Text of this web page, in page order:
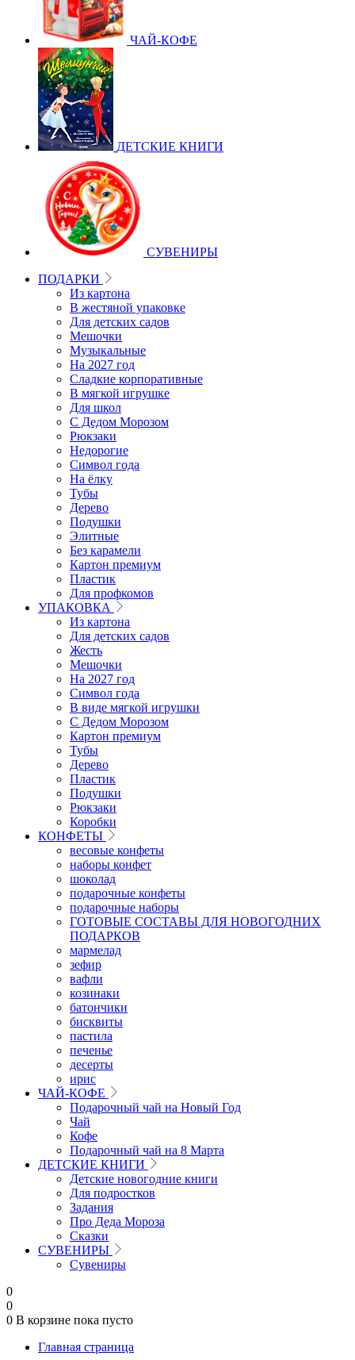
ЧАЙ-КОФЕ
ДЕТСКИЕ КНИГИ
СУВЕНИРЫ
ПОДАРКИ
Из картона
В жестяной упаковке
Для детских садов
Мешочки
Музыкальные
На 2027 год
Сладкие корпоративные
В мягкой игрушке
Для школ
С Дедом Морозом
Рюкзаки
Недорогие
Символ года
На ёлку
Тубы
Дерево
Подушки
Элитные
Без карамели
Картон премиум
Пластик
Для профкомов
УПАКОВКА
Из картона
Для детских садов
Жесть
Мешочки
На 2027 год
Символ года
В виде мягкой игрушки
С Дедом Морозом
Картон премиум
Тубы
Дерево
Пластик
Подушки
Рюкзаки
Коробки
КОНФЕТЫ
весовые конфеты
наборы конфет
шоколад
подарочные конфеты
подарочные наборы
ГОТОВЫЕ СОСТАВЫ ДЛЯ НОВОГОДНИХ
ПОДАРКОВ
мармелад
зефир
вафли
козинаки
батончики
бисквиты
пастила
печенье
десерты
ирис
ЧАЙ-КОФЕ
Подарочный чай на Новый Год
Чай
Кофе
Подарочный чай на 8 Марта
ДЕТСКИЕ КНИГИ
Детские новогодние книги
Для подростков
Задания
Про Деда Мороза
Сказки
СУВЕНИРЫ
Сувениры
0
0
0 В корзине пока пусто
Главная страница